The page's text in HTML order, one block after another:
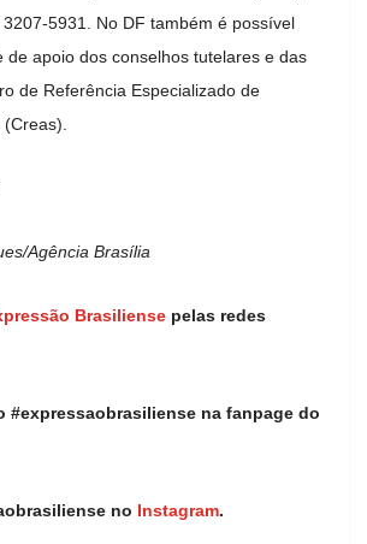
5931. No DF também é possível
de apoio dos conselhos tutelares e das
de Referência Especializado de
Agência Brasília
Brasiliense pelas redes
#expressaobrasiliense na fanpage do
no Instagram.